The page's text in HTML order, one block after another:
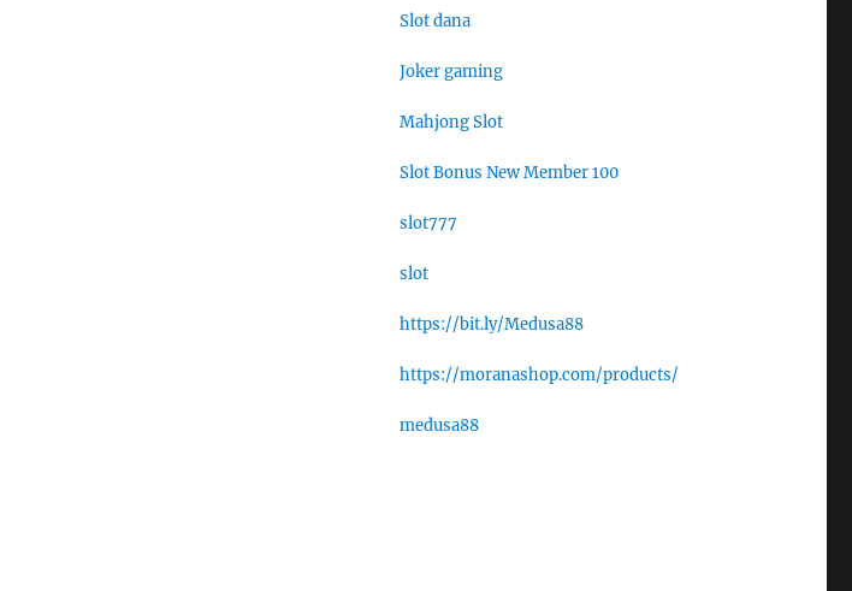
Slot dana
Joker gaming
Mahjong Slot
Slot Bonus New Member 100
slot777
slot
https://bit.ly/Medusa88
https://moranashop.com/products/
medusa88